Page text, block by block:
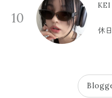
10
KEI
休